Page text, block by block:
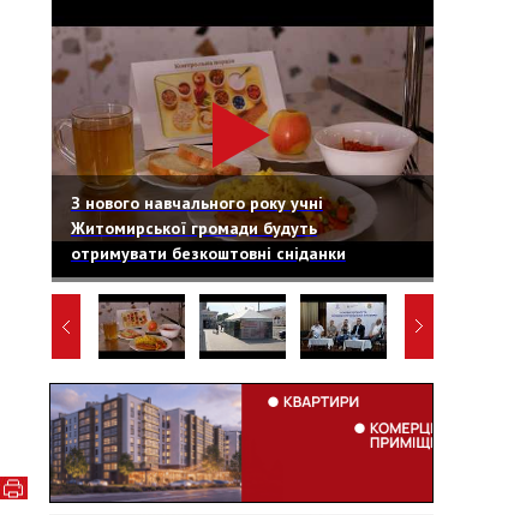
З нового навчального року учні
Житомирської громади будуть
отримувати безкоштовні сніданки